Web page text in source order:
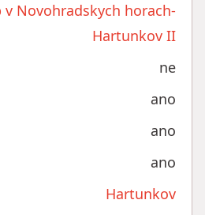
v Novohradskych horach-
Hartunkov II
ne
ano
ano
ano
Hartunkov